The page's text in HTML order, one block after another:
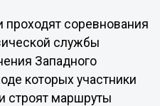
проходят соревнования
службы
Западного
которых участники
строят маршруты